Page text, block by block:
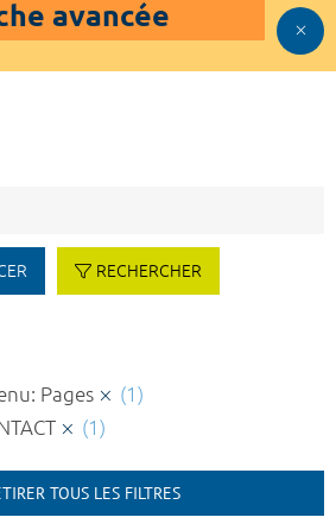
avancée
RECHERCHER
Pages
(1)
(1)
TOUS LES FILTRES